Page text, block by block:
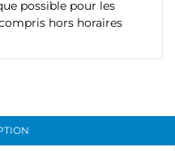
possible pour les
hors horaires